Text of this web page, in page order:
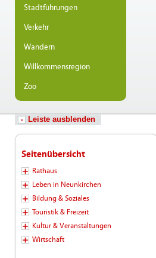
Stadtführungen
Verkehr
Wandern
Willkommensregion
Zoo
Leiste ausblenden
Seitenübersicht
Rathaus
Leben in Neunkirchen
Bildung & Soziales
Touristik & Freizeit
Kultur & Veranstaltungen
Wirtschaft